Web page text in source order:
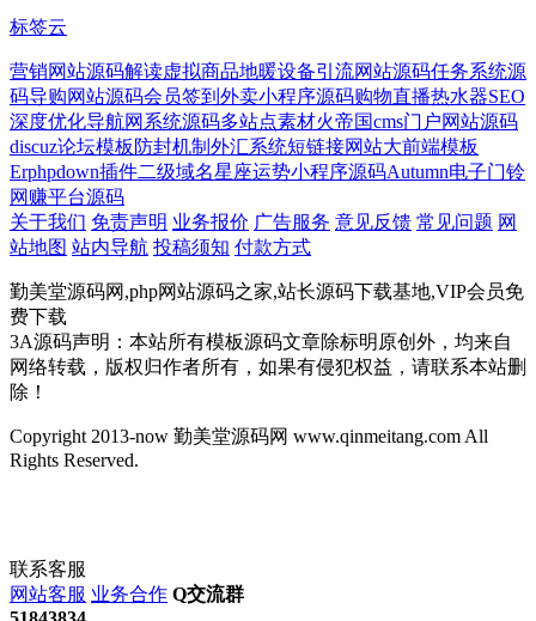
标签云
营销网站源码解读虚拟商品地暖设备引流网站源码任务系统源
码导购网站源码会员签到 外卖小程序源码购物直播热水器SEO
深度优化导航网系统源码多站点素材火帝国cms门户网站源码
discuz论坛模板 防封机制 外汇系统短链接网站大前端模板
Erphpdown插件二级域名星座运势小程序源码Autumn电子门铃
网赚平台源码
关于我们 免责声明 业务报价 广告服务 意见反馈 常见问题 网
站地图 站内导航 投稿须知 付款方式
勤美堂源码网,php网站源码之家,站长源码下载基地,VIP会员免
费下载
3A源码声明：本站所有模板源码文章除标明原创外，均来自
网络转载，版权归作者所有，如果有侵犯权益，请联系本站删
除！
Copyright 2013-now 勤美堂源码网 www.qinmeitang.com All
Rights Reserved.
联系客服
网站客服 业务合作 Q交流群